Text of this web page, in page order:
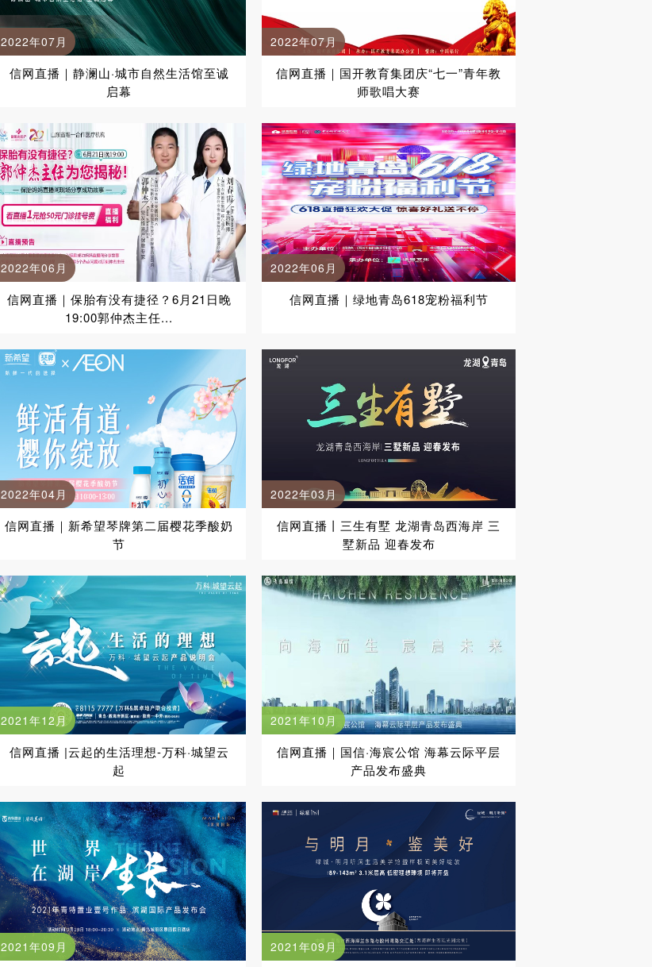
2022年07月
信网直播｜静澜山·城市自然生活馆至诚
启幕
2022年07月
信网直播｜国开教育集团庆“七一”青年教
师歌唱大赛
2022年06月
信网直播｜保胎有没有捷径？6月21日晚
19:00郭仲杰主任...
2022年06月
信网直播｜绿地青岛618宠粉福利节
2022年04月
信网直播｜新希望琴牌第二届樱花季酸奶
节
2022年03月
信网直播丨三生有墅 龙湖青岛西海岸 三
墅新品 迎春发布
2021年12月
信网直播 |云起的生活理想-万科·城望云
起
2021年10月
信网直播｜国信·海宸公馆 海幕云际平层
产品发布盛典
2021年09月 2021年09月